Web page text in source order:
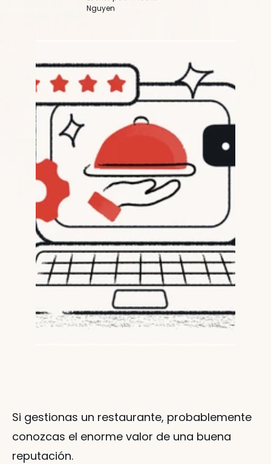
Nguyen
Si gestionas un restaurante, probablemente
conozcas el enorme valor de una buena
reputación.